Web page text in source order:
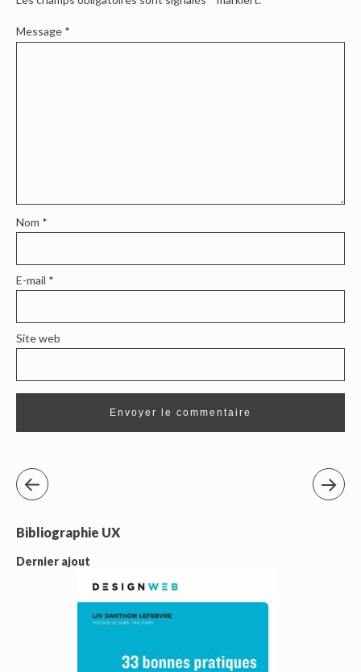
Message *
Nom *
E-mail *
Site web
Bibliographie UX
Dernier ajout